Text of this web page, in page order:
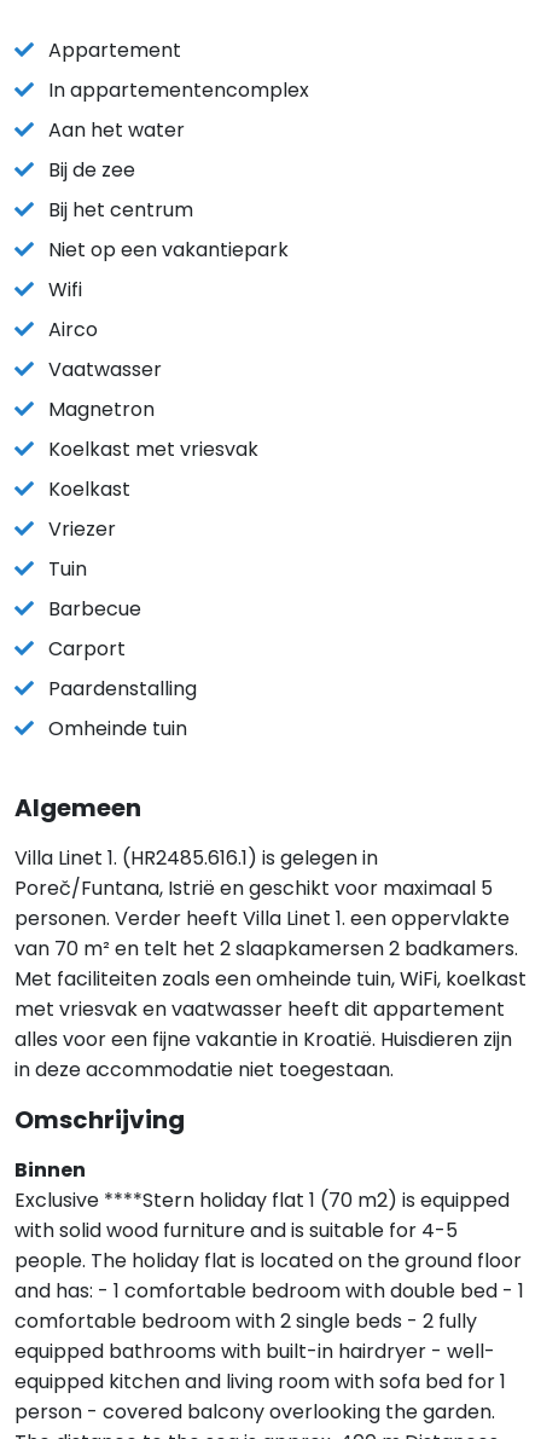
Appartement
In appartementencomplex
Aan het water
Bij de zee
Bij het centrum
Niet op een vakantiepark
Wifi
Airco
Vaatwasser
Magnetron
Koelkast met vriesvak
Koelkast
Vriezer
Tuin
Barbecue
Carport
Paardenstalling
Omheinde tuin
Algemeen
Villa Linet 1. (HR2485.616.1) is gelegen in
Poreč/Funtana, Istrië en geschikt voor maximaal 5
personen. Verder heeft Villa Linet 1. een oppervlakte
van 70 m² en telt het 2 slaapkamersen 2 badkamers.
Met faciliteiten zoals een omheinde tuin, WiFi, koelkast
met vriesvak en vaatwasser heeft dit appartement
alles voor een fijne vakantie in Kroatië. Huisdieren zijn
in deze accommodatie niet toegestaan.
Omschrijving
Binnen
Exclusive ****Stern holiday flat 1 (70 m2) is equipped
with solid wood furniture and is suitable for 4-5
people. The holiday flat is located on the ground floor
and has: - 1 comfortable bedroom with double bed - 1
comfortable bedroom with 2 single beds - 2 fully
equipped bathrooms with built-in hairdryer - well-
equipped kitchen and living room with sofa bed for 1
person - covered balcony overlooking the garden.